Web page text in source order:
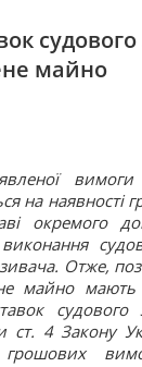
майно
на
окремого
Отже,
майно мають
ст. 4 Закону
грошових